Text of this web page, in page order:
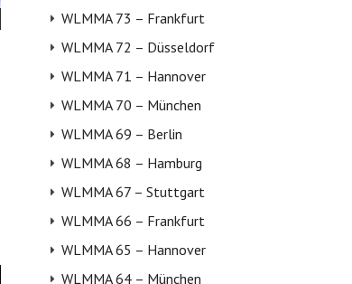
WLMMA 73 – Frankfurt
WLMMA 72 – Düsseldorf
WLMMA 71 – Hannover
WLMMA 70 – München
WLMMA 69 – Berlin
WLMMA 68 – Hamburg
WLMMA 67 – Stuttgart
WLMMA 66 – Frankfurt
WLMMA 65 – Hannover
WLMMA 64 – München